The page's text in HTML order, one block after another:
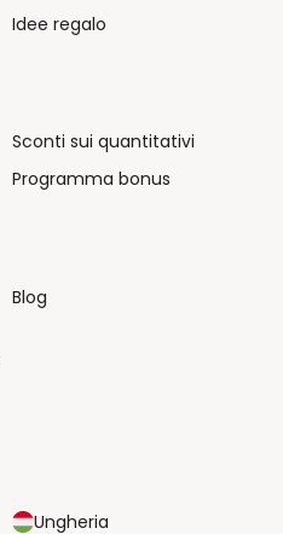
Ungheria
Idee regalo
Sconti sui quantitativi
Programma bonus
Blog